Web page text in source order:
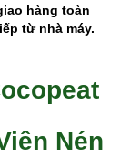
hàng toàn
từ nhà máy.
Nén